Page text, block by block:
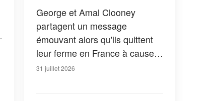
George et Amal Clooney
partagent un message
émouvant alors qu'ils quittent
leur ferme en France à cause
des feux de forêt — Tous les
31 juillet 2026